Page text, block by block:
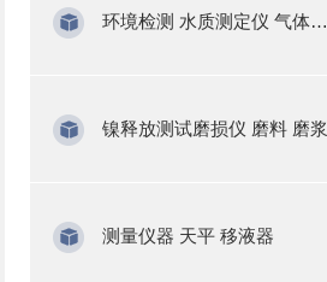
环境检测 水质测定仪 气体分析
镍释放测试磨损仪 磨料 磨浆
测量仪器 天平 移液器